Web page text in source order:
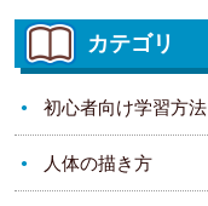
カテゴリ
初心者向け学習方法
人体の描き方